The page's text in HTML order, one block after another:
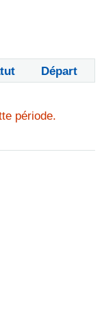
Départ
période.